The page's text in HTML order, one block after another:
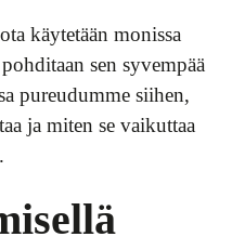
käytetään monissa
sen syvempää
pureudumme siihen,
ja miten se vaikuttaa